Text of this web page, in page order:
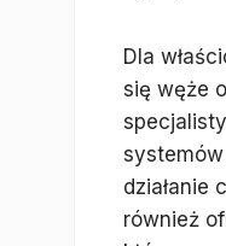
Dla
się węże
działanie
również